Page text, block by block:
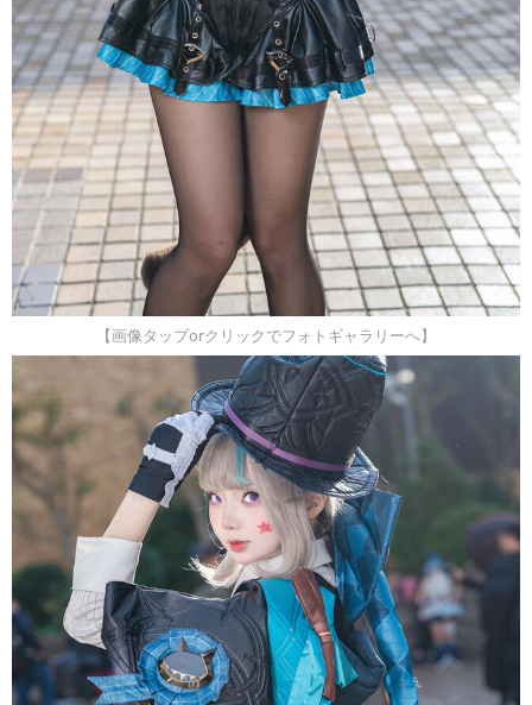
【画像タップorクリックでフォトギャラリーへ】